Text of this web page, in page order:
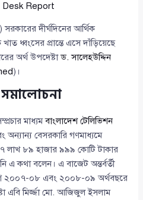
Desk Report
) সরকারের দীর্ঘদিনের আর্থিক
ধ্বংসের প্রান্তে এসে দাঁড়িয়েছে
অর্থ উপদেষ্টাড. সালেহউদ্দিন
)।
সমালোচনা
মাধ্যমবাংলাদেশ টেলিভিশন
অন্যান্য বেসরকারি গণমাধ্যমে
৮৯ হাজার ৯৯৯ কোটি টাকার
এ কথা বলেন। এ বাজেট অন্তর্বর্তী
২০০৭-০৮ এবং ২০০৮-০৯ অর্থবছরে
এবি মির্জ্জা মো. আজিজুল ইসলাম